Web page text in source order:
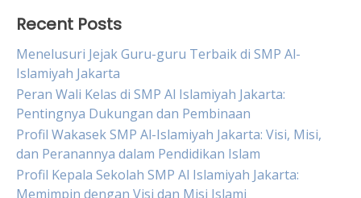
Recent Posts
Menelusuri Jejak Guru-guru Terbaik di SMP Al-
Islamiyah Jakarta
Peran Wali Kelas di SMP Al Islamiyah Jakarta:
Pentingnya Dukungan dan Pembinaan
Profil Wakasek SMP Al-Islamiyah Jakarta: Visi, Misi,
dan Peranannya dalam Pendidikan Islam
Profil Kepala Sekolah SMP Al Islamiyah Jakarta:
Memimpin dengan Visi dan Misi Islami